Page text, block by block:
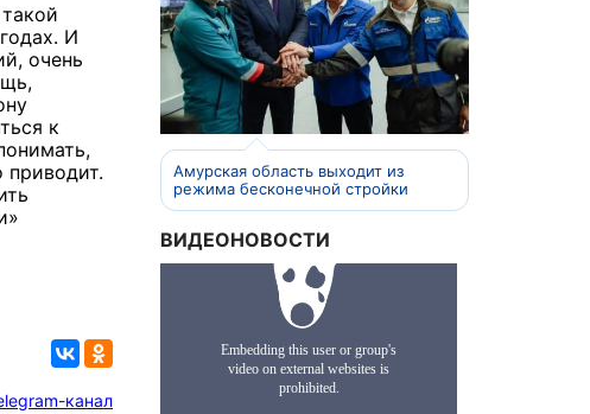
И
очень
к
приводит.
канал
Амурская область выходит из
режима бесконечной стройки
ВИДЕОНОВОСТИ